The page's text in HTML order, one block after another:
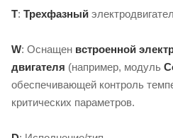
T: Трехфазный
W: Оснащен встроенной
двигателя (например, модуль
обеспечивающей контроль
критических параметров.